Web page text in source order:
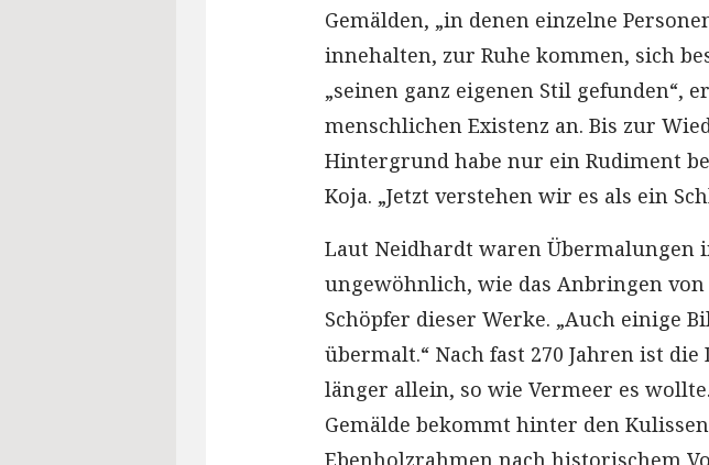
Gemälden, „in denen einzelne
innehalten, zur Ruhe kommen, sich
„seinen ganz eigenen Stil gefunden“,
menschlichen Existenz an. Bis zur
Hintergrund habe nur ein Rudiment
Koja. „Jetzt verstehen wir es als ein
Laut Neidhardt waren Übermalungen
ungewöhnlich, wie das Anbringen
Schöpfer dieser Werke. „Auch einige
übermalt.“ Nach fast 270 Jahren ist
länger allein, so wie Vermeer es
Gemälde bekommt hinter den
Ebenholzrahmen nach historischem